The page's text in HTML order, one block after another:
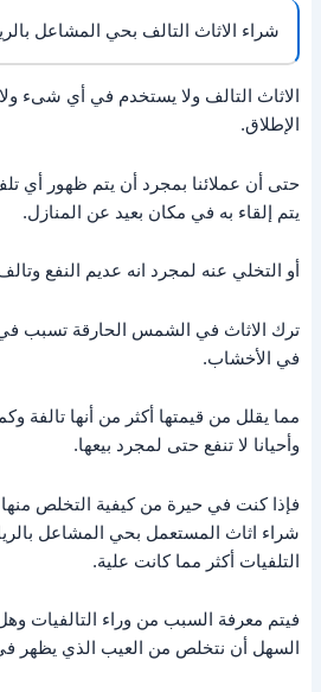
شراء الاثاث التالف بحي المشاعل
الاثاث التالف ولا يستخدم في أي شىء
الإطلاق.
حتى أن عملائنا بمجرد أن يتم ظهور أي
يتم إلقاء به في مكان بعيد عن المنازل.
أو التخلي عنه لمجرد انه عديم النفع
ترك الاثاث في الشمس الحارقة تسبب
في الأخشاب.
مما يقلل من قيمتها أكثر من أنها تالفة
وأحيانا لا تنفع حتى لمجرد بيعها.
فإذا كنت في حيرة من كيفية التخلص
شراء اثاث المستعمل بحي المشاعل
التلفيات أكثر مما كانت علية.
فيتم معرفة السبب من وراء التالفيات
السهل أن نتخلص من العيب الذي يظهر